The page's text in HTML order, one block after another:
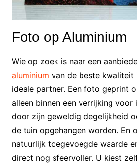
Foto op Aluminium
Wie op zoek is naar een
aluminium van de beste kwaliteit
ideale partner. Een foto geprint
alleen binnen een verrijking voor
door zijn geweldig degelijkheid
de tuin opgehangen worden. En
natuurlijk toegevoegde waarde
direct nog sfeervoller. U kiest